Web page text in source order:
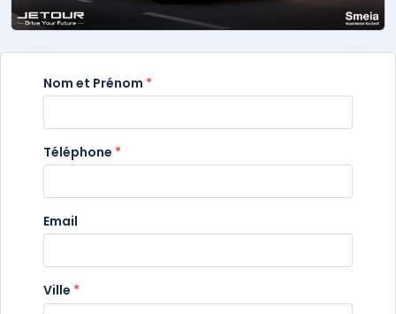
Nom et Prénom *
Téléphone *
Email
Ville *